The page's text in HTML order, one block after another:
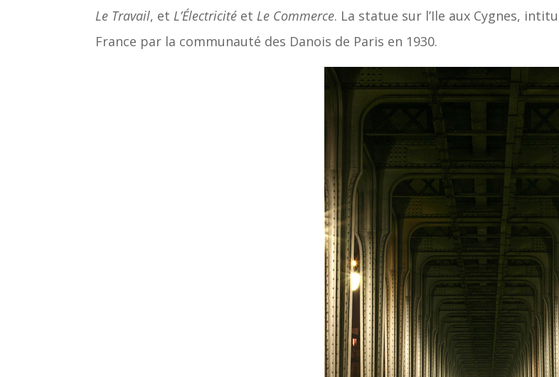
Le Travail, et L’Électricité et Le Commerce. La statue sur l’Ile aux Cygnes,
France par la communauté des Danois de Paris en 1930.